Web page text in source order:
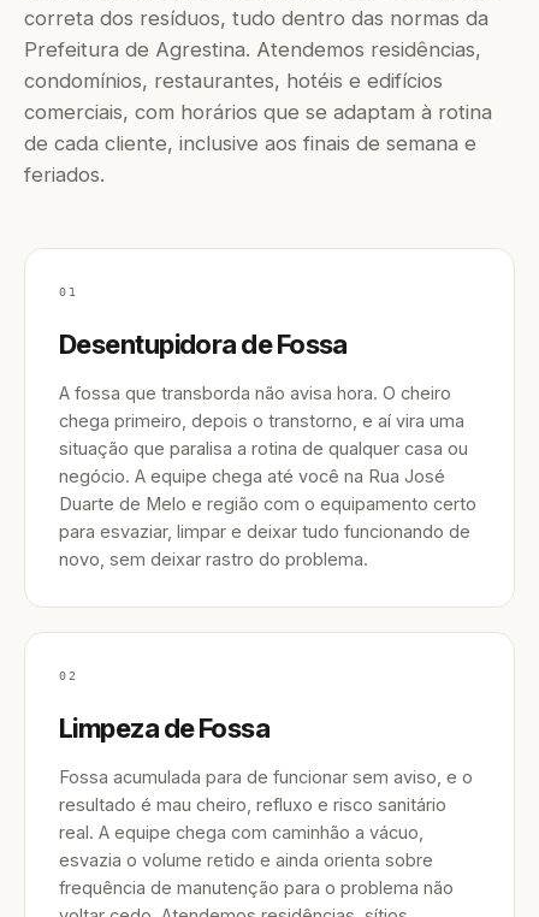
correta dos resíduos, tudo dentro das normas da
Prefeitura de Agrestina. Atendemos residências,
condomínios, restaurantes, hotéis e edifícios
comerciais, com horários que se adaptam à rotina
de cada cliente, inclusive aos finais de semana e
feriados.
01
Desentupidora de Fossa
A fossa que transborda não avisa hora. O cheiro
chega primeiro, depois o transtorno, e aí vira uma
situação que paralisa a rotina de qualquer casa ou
negócio. A equipe chega até você na Rua José
Duarte de Melo e região com o equipamento certo
para esvaziar, limpar e deixar tudo funcionando de
novo, sem deixar rastro do problema.
02
Limpeza de Fossa
Fossa acumulada para de funcionar sem aviso, e o
resultado é mau cheiro, refluxo e risco sanitário
real. A equipe chega com caminhão a vácuo,
esvazia o volume retido e ainda orienta sobre
frequência de manutenção para o problema não